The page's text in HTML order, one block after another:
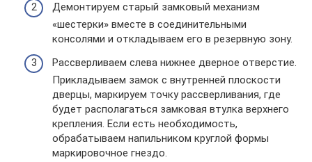
Демонтируем старый замковый механизм
«шестерки» вместе в соединительными
консолями и откладываем его в резервную зону.
Рассверливаем слева нижнее дверное отверстие.
Прикладываем замок с внутренней плоскости
дверцы, маркируем точку рассверливания, где
будет располагаться замковая втулка верхнего
крепления. Если есть необходимость,
обрабатываем напильником круглой формы
маркировочное гнездо.